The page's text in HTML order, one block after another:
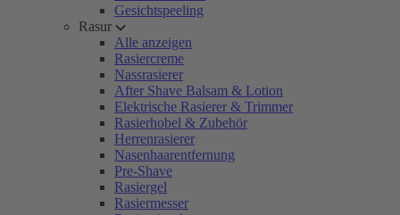
Gesichtspeeling
Rasur
Alle anzeigen
Rasiercreme
Nassrasierer
After Shave Balsam & Lotion
Elektrische Rasierer & Trimmer
Rasierhobel & Zubehör
Herrenrasierer
Nasenhaarentfernung
Pre-Shave
Rasiergel
Rasiermesser